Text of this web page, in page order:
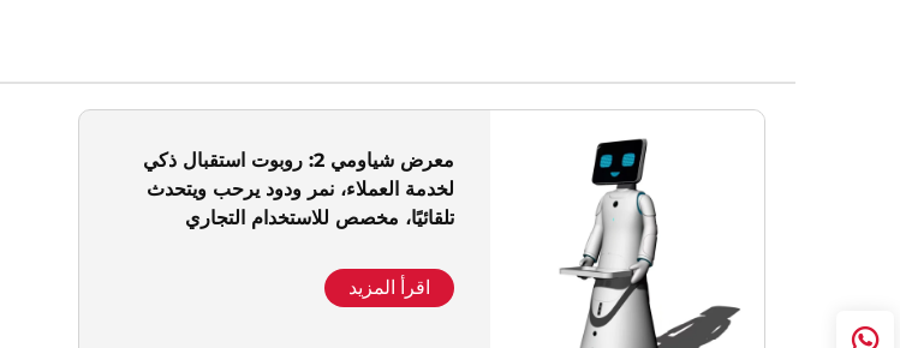
معرض شياومي 2: روبوت استقبال ذكي
لخدمة العملاء، نمر ودود يرحب ويتحدث
تلقائيًا، مخصص للاستخدام التجاري
اقرأ المزيد